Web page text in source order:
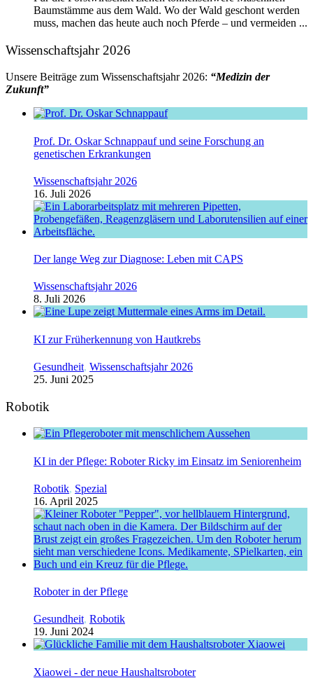
Baumstämme aus dem Wald. Wo der Wald geschont werden
muss, machen das heute auch noch Pferde – und vermeiden ...
Wissenschaftsjahr 2026
Unsere Beiträge zum Wissenschaftsjahr 2026: “Medizin der
Zukunft”
Prof. Dr. Oskar Schnappauf und seine Forschung an
genetischen Erkrankungen
Wissenschaftsjahr 2026
16. Juli 2026
Der lange Weg zur Diagnose: Leben mit CAPS
Wissenschaftsjahr 2026
8. Juli 2026
KI zur Früherkennung von Hautkrebs
Gesundheit, Wissenschaftsjahr 2026
25. Juni 2025
Robotik
KI in der Pflege: Roboter Ricky im Einsatz im Seniorenheim
Robotik, Spezial
16. April 2025
Roboter in der Pflege
Gesundheit, Robotik
19. Juni 2024
Xiaowei - der neue Haushaltsroboter